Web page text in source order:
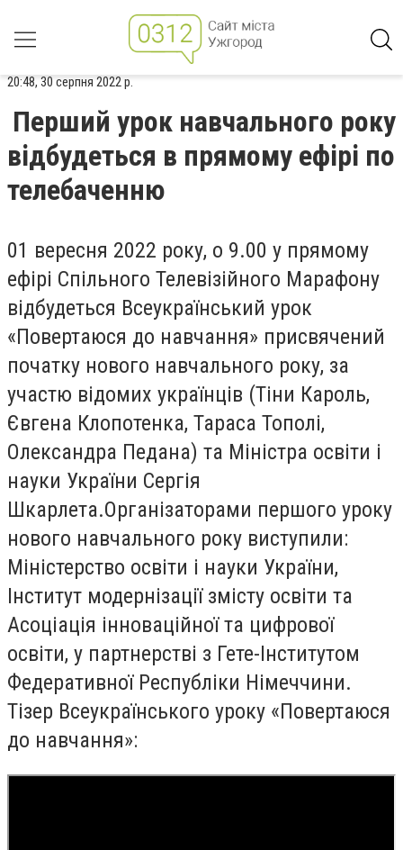
20:48, 30 серпня 2022 р.
Перший урок навчального року
відбудеться в прямому ефірі по
телебаченню
01 вересня 2022 року, о 9.00 у прямому
ефірі Спільного Телевізійного Марафону
відбудеться Всеукраїнський урок
«Повертаюся до навчання» присвячений
початку нового навчального року, за
участю відомих українців (Тіни Кароль,
Євгена Клопотенка, Тараса Тополі,
Олександра Педана) та Міністра освіти і
науки України Сергія
Шкарлета.Організаторами першого уроку
нового навчального року виступили:
Міністерство освіти і науки України,
Інститут модернізації змісту освіти та
Асоціація інноваційної та цифрової
освіти, у партнерстві з Гете-Інститутом
Федеративної Республіки Німеччини.
Тізер Всеукраїнського уроку «Повертаюся
до навчання»: